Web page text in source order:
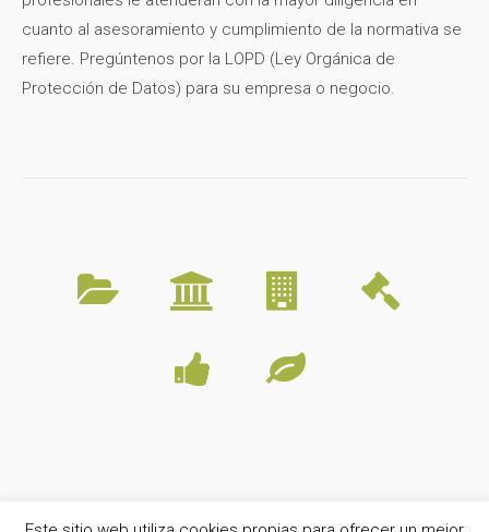
cuanto al asesoramiento y cumplimiento de la normativa se
refiere. Pregúntenos por la LOPD (Ley Orgánica de
Protección de Datos) para su empresa o negocio.